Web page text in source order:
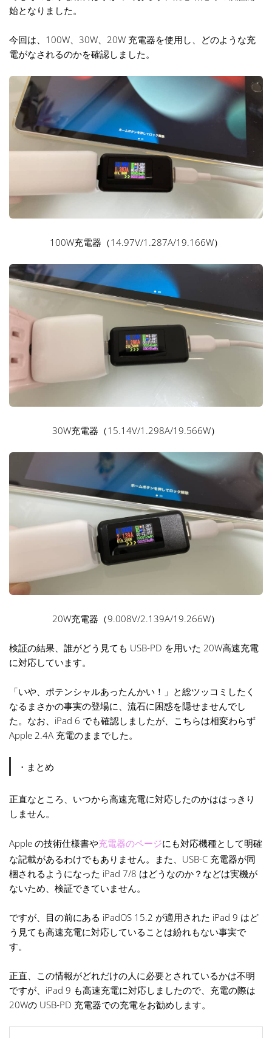
始となりました。
今回は、100W、30W、20W 充電器を使用し、どのような充
電がなされるのかを確認しました。
100W充電器（14.97V/1.287A/19.166W）
30W充電器（15.14V/1.298A/19.566W）
20W充電器（9.008V/2.139A/19.266W）
検証の結果、誰がどう見ても USB-PD を用いた 20W高速充電
に対応しています。
「いや、ポテンシャルあったんかい！」と総ツッコミしたく
なるまさかの事実の登場に、流石に困惑を隠せませんでし
た。なお、iPad 6 でも確認しましたが、こちらは相変わらず
Apple 2.4A 充電のままでした。
・まとめ
正直なところ、いつから高速充電に対応したのかははっきり
しません。
Apple の技術仕様書や充電器のページにも対応機種として明確
な記載があるわけでもありません。また、USB-C 充電器が同
梱されるようになった iPad 7/8 はどうなのか？などは実機が
ないため、検証できていません。
ですが、目の前にある iPadOS 15.2 が適用された iPad 9 はど
う見ても高速充電に対応していることは紛れもない事実で
す。
正直、この情報がどれだけの人に必要とされているかは不明
ですが、iPad 9 も高速充電に対応しましたので、充電の際は
20Wの USB-PD 充電器での充電をお勧めします。